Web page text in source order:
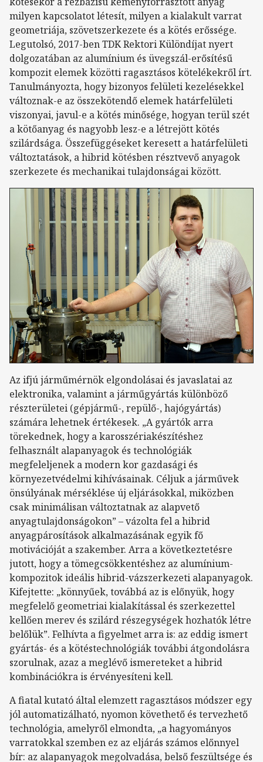
milyen kapcsolatot létesít, milyen a kialakult varrat
geometriája, szövetszerkezete és a kötés erőssége.
Legutolsó, 2017-ben TDK Rektori Különdíjat nyert
dolgozatában az alumínium és üvegszál-erősítésű
kompozit elemek közötti ragasztásos kötelékekről írt.
Tanulmányozta, hogy bizonyos felületi kezelésekkel
változnak-e az összekötendő elemek határfelületi
viszonyai, javul-e a kötés minősége, hogyan terül szét
a kötőanyag és nagyobb lesz-e a létrejött kötés
szilárdsága. Összefüggéseket keresett a határfelületi
változtatások, a hibrid kötésben résztvevő anyagok
szerkezete és mechanikai tulajdonságai között.
Az ifjú járműmérnök elgondolásai és javaslatai az
elektronika, valamint a járműgyártás különböző
részterületei (gépjármű-, repülő-, hajógyártás)
számára lehetnek értékesek. „A gyártók arra
törekednek, hogy a karosszériakészítéshez
felhasznált alapanyagok és technológiák
megfeleljenek a modern kor gazdasági és
környezetvédelmi kihívásainak. Céljuk a járművek
önsúlyának mérséklése új eljárásokkal, miközben
csak minimálisan változtatnak az alapvető
anyagtulajdonságokon” – vázolta fel a hibrid
anyagpárosítások alkalmazásának egyik fő
motivációját a szakember. Arra a következtetésre
jutott, hogy a tömegcsökkentéshez az alumínium-
kompozitok ideális hibrid-vázszerkezeti alapanyagok.
Kifejtette: „könnyűek, továbbá az is előnyük, hogy
megfelelő geometriai kialakítással és szerkezettel
kellően merev és szilárd részegységek hozhatók létre
belőlük”. Felhívta a figyelmet arra is: az eddig ismert
gyártás- és a kötéstechnológiák további átgondolásra
szorulnak, azaz a meglévő ismereteket a hibrid
kombinációkra is érvényesíteni kell.
A fiatal kutató által elemzett ragasztásos módszer egy
jól automatizálható, nyomon követhető és tervezhető
technológia, amelyről elmondta, „a hagyományos
varratokkal szemben ez az eljárás számos előnnyel
bír: az alapanyagok megolvadása, belső feszültsége és